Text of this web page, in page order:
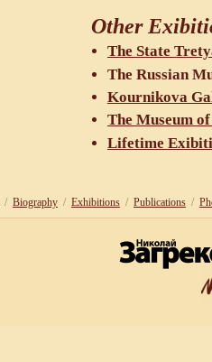
Other
The State
The Russian
Kournikova
The Museum
Lifetime
/ Biography / Exhibitions / Publications /